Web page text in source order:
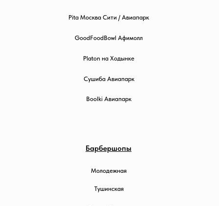
Барбершопы
Молодежная
Тушинская
Pita Москва Сити / Авиапарк
GoodFoodBowl Афимолл
Platon на Ходынке
Сушиба Авиапарк
Boolki Авиапарк